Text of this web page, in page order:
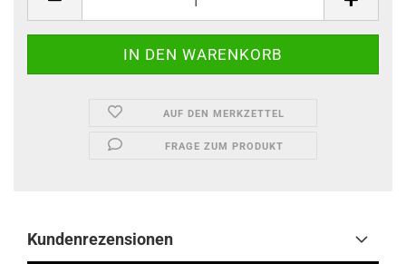
AUF DEN MERKZETTEL
FRAGE ZUM PRODUKT
Kundenrezensionen